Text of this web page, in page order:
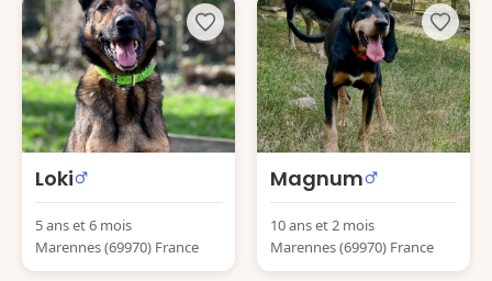
Loki
5 ans et 6 mois
Marennes (69970) France
Magnum
10 ans et 2 mois
Marennes (69970) France